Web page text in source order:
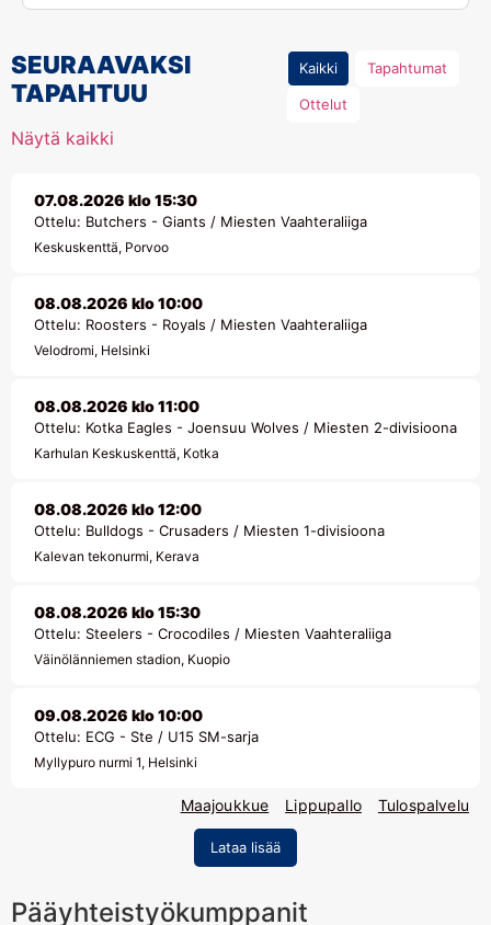
SEURAAVAKSI
TAPAHTUU
Kaikki Tapahtumat
Ottelut
Näytä kaikki
07.08.2026 klo 15:30
Ottelu: Butchers - Giants / Miesten Vaahteraliiga
Keskuskenttä, Porvoo
08.08.2026 klo 10:00
Ottelu: Roosters - Royals / Miesten Vaahteraliiga
Velodromi, Helsinki
08.08.2026 klo 11:00
Ottelu: Kotka Eagles - Joensuu Wolves / Miesten 2-divisioona
Karhulan Keskuskenttä, Kotka
08.08.2026 klo 12:00
Ottelu: Bulldogs - Crusaders / Miesten 1-divisioona
Kalevan tekonurmi, Kerava
08.08.2026 klo 15:30
Ottelu: Steelers - Crocodiles / Miesten Vaahteraliiga
Väinölänniemen stadion, Kuopio
09.08.2026 klo 10:00
Ottelu: ECG - Ste / U15 SM-sarja
Myllypuro nurmi 1, Helsinki
Maajoukkue Lippupallo Tulospalvelu
Lataa lisää
Pääyhteistyökumppanit